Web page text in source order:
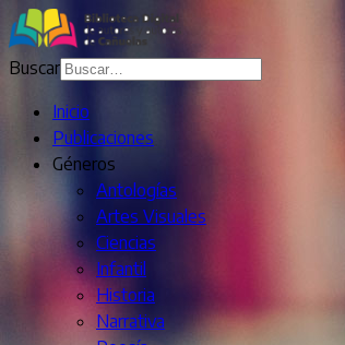
Buscar
Inicio
Publicaciones
Géneros
Antologías
Artes Visuales
Ciencias
Infantil
Historia
Narrativa